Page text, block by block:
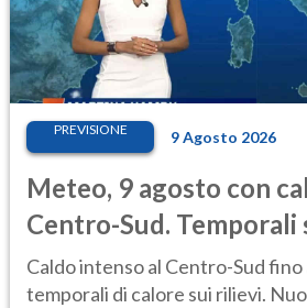
PREVISIONE 9 Agosto 2026
Meteo, 9 agosto con
Centro-Sud. Temporali
Caldo intenso al Centro-Sud
temporali di calore sui rilievi.